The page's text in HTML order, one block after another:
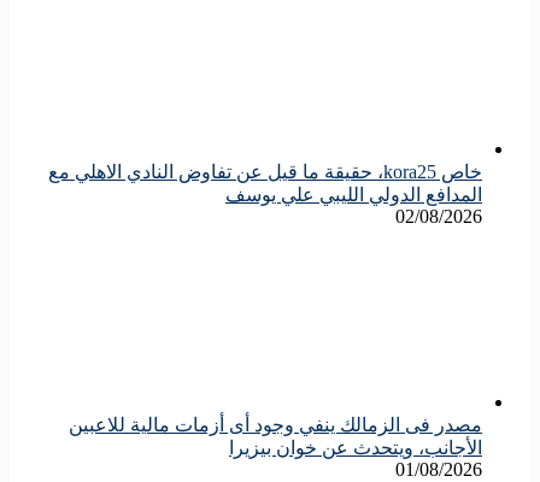
خاص kora25، حقيقة ما قيل عن تفاوض النادي الاهلي مع
المدافع الدولي الليبي علي يوسف
02/08/2026
مصدر فى الزمالك ينفي وجود أى أزمات مالية للاعبين
الأجانب، ويتحدث عن خوان بيزيرا
01/08/2026